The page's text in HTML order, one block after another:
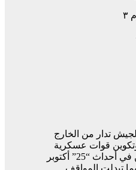
تدار من الخارج
قوات عسكرية
“25” أكتوبر
تبدلت المواقف